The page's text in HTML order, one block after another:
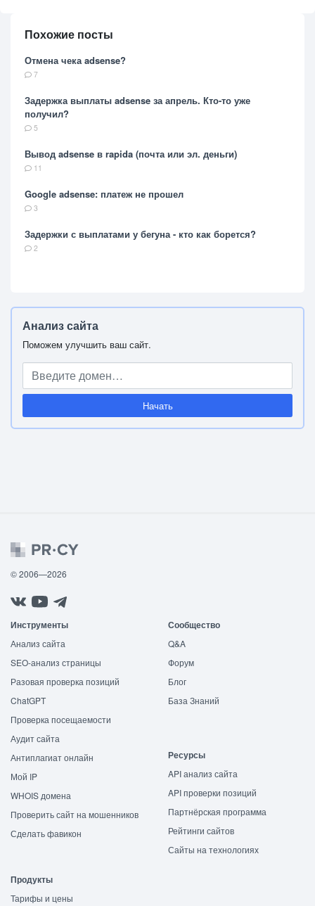
Похожие посты
Отмена чека adsense?
7
Задержка выплаты adsense за апрель. Кто-то уже
получил?
5
Вывод adsense в rapida (почта или эл. деньги)
11
Google adsense: платеж не прошел
3
Задержки с выплатами у бегуна - кто как борется?
2
Анализ сайта
Поможем улучшить ваш сайт.
Начать
© 2006—2026
Инструменты
Анализ сайта
SEO-анализ страницы
Разовая проверка позиций
ChatGPT
Проверка посещаемости
Аудит сайта
Антиплагиат онлайн
Мой IP
WHOIS домена
Проверить сайт на мошенников
Сделать фавикон
Сообщество
Q&A
Форум
Блог
База Знаний
Ресурсы
API анализ сайта
API проверки позиций
Партнёрская программа
Рейтинги сайтов
Сайты на технологиях
Продукты
Тарифы и цены